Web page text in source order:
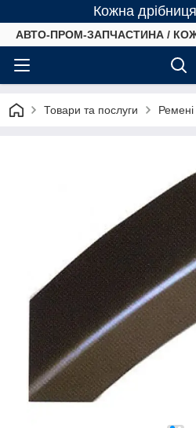
Кожна
АВТО-ПРОМ-ЗАПЧАСТИНА /
Товари та послуги